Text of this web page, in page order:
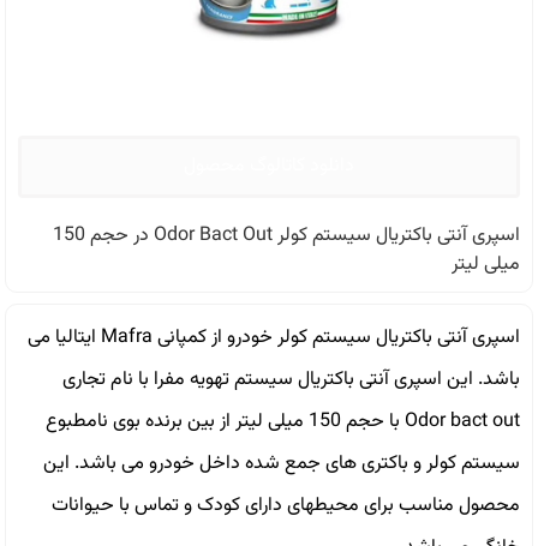
اسپری آنتی باکتریال سیستم کولر Odor Bact Out در حجم 150
میلی لیتر
اسپری آنتی باکتریال سیستم کولر خودرو از کمپانی Mafra ایتالیا می
باشد. این اسپری آنتی باکتریال سیستم تهویه مفرا با نام تجاری
Odor bact out با حجم 150 میلی لیتر از بین برنده بوی نامطبوع
سیستم کولر و باكترى هاى جمع شده داخل خودرو می باشد. این
محصول مناسب برای محیطهای دارای کودک و تماس با حیوانات